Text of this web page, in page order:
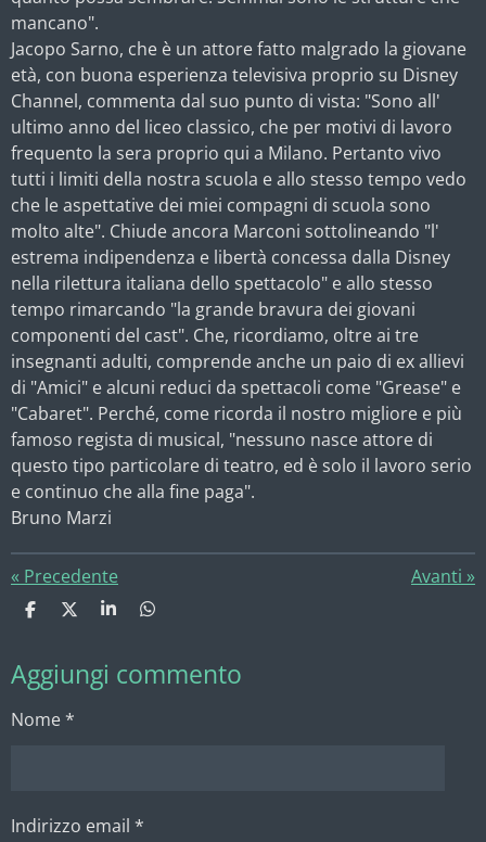
mancano".
Jacopo Sarno, che è un attore fatto malgrado la giovane
età, con buona esperienza televisiva proprio su Disney
Channel, commenta dal suo punto di vista: "Sono all'
ultimo anno del liceo classico, che per motivi di lavoro
frequento la sera proprio qui a Milano. Pertanto vivo
tutti i limiti della nostra scuola e allo stesso tempo vedo
che le aspettative dei miei compagni di scuola sono
molto alte". Chiude ancora Marconi sottolineando "l'
estrema indipendenza e libertà concessa dalla Disney
nella rilettura italiana dello spettacolo" e allo stesso
tempo rimarcando "la grande bravura dei giovani
componenti del cast". Che, ricordiamo, oltre ai tre
insegnanti adulti, comprende anche un paio di ex allievi
di "Amici" e alcuni reduci da spettacoli come "Grease" e
"Cabaret". Perché, come ricorda il nostro migliore e più
famoso regista di musical, "nessuno nasce attore di
questo tipo particolare di teatro, ed è solo il lavoro serio
e continuo che alla fine paga".
Bruno Marzi
« Precedente Avanti »
C
d
i
i
C
d
i
i
C
d
i
C
d
i
Aggiungi commento
Nome *
Indirizzo email *